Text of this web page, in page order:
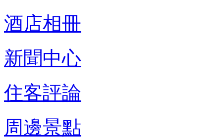
酒店相冊
新聞中心
住客評論
周邊景點